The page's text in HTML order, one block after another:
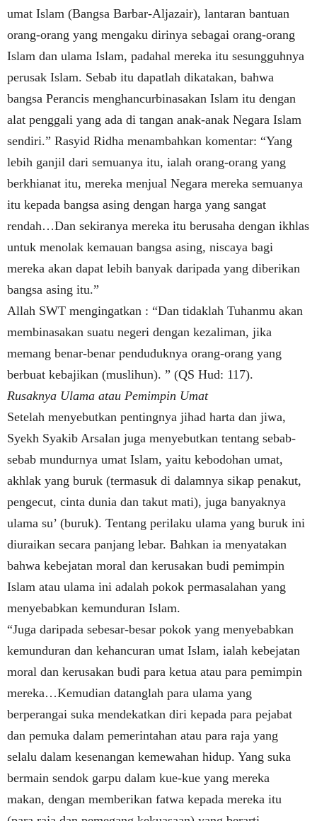
umat Islam (Bangsa Barbar-Aljazair), lantaran bantuan
orang-orang yang mengaku dirinya sebagai orang-orang
Islam dan ulama Islam, padahal mereka itu sesungguhnya
perusak Islam. Sebab itu dapatlah dikatakan, bahwa
bangsa Perancis menghancurbinasakan Islam itu dengan
alat penggali yang ada di tangan anak-anak Negara Islam
sendiri.” Rasyid Ridha menambahkan komentar: “Yang
lebih ganjil dari semuanya itu, ialah orang-orang yang
berkhianat itu, mereka menjual Negara mereka semuanya
itu kepada bangsa asing dengan harga yang sangat
rendah…Dan sekiranya mereka itu berusaha dengan ikhlas
untuk menolak kemauan bangsa asing, niscaya bagi
mereka akan dapat lebih banyak daripada yang diberikan
bangsa asing itu.”
Allah SWT mengingatkan : “Dan tidaklah Tuhanmu akan
membinasakan suatu negeri dengan kezaliman, jika
memang benar-benar penduduknya orang-orang yang
berbuat kebajikan (muslihun). ” (QS Hud: 117).
Rusaknya Ulama atau Pemimpin Umat
Setelah menyebutkan pentingnya jihad harta dan jiwa,
Syekh Syakib Arsalan juga menyebutkan tentang sebab-
sebab mundurnya umat Islam, yaitu kebodohan umat,
akhlak yang buruk (termasuk di dalamnya sikap penakut,
pengecut, cinta dunia dan takut mati), juga banyaknya
ulama su’ (buruk). Tentang perilaku ulama yang buruk ini
diuraikan secara panjang lebar. Bahkan ia menyatakan
bahwa kebejatan moral dan kerusakan budi pemimpin
Islam atau ulama ini adalah pokok permasalahan yang
menyebabkan kemunduran Islam.
“Juga daripada sebesar-besar pokok yang menyebabkan
kemunduran dan kehancuran umat Islam, ialah kebejatan
moral dan kerusakan budi para ketua atau para pemimpin
mereka…Kemudian datanglah para ulama yang
berperangai suka mendekatkan diri kepada para pejabat
dan pemuka dalam pemerintahan atau para raja yang
selalu dalam kesenangan kemewahan hidup. Yang suka
bermain sendok garpu dalam kue-kue yang mereka
makan, dengan memberikan fatwa kepada mereka itu